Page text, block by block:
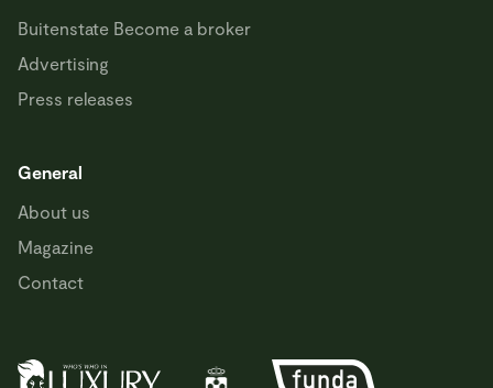
Buitenstate Become a broker
Advertising
Press releases
General
About us
Magazine
Contact